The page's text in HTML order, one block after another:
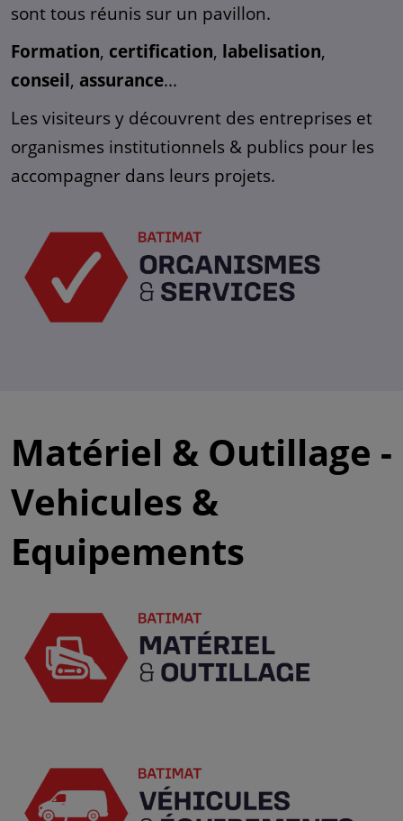
sont tous réunis sur un pavillon.
Formation, certification, labelisation,
conseil, assurance...
Les visiteurs y découvrent des entreprises et
organismes institutionnels & publics pour les
accompagner dans leurs projets.
Matériel & Outillage -
Vehicules &
Equipements